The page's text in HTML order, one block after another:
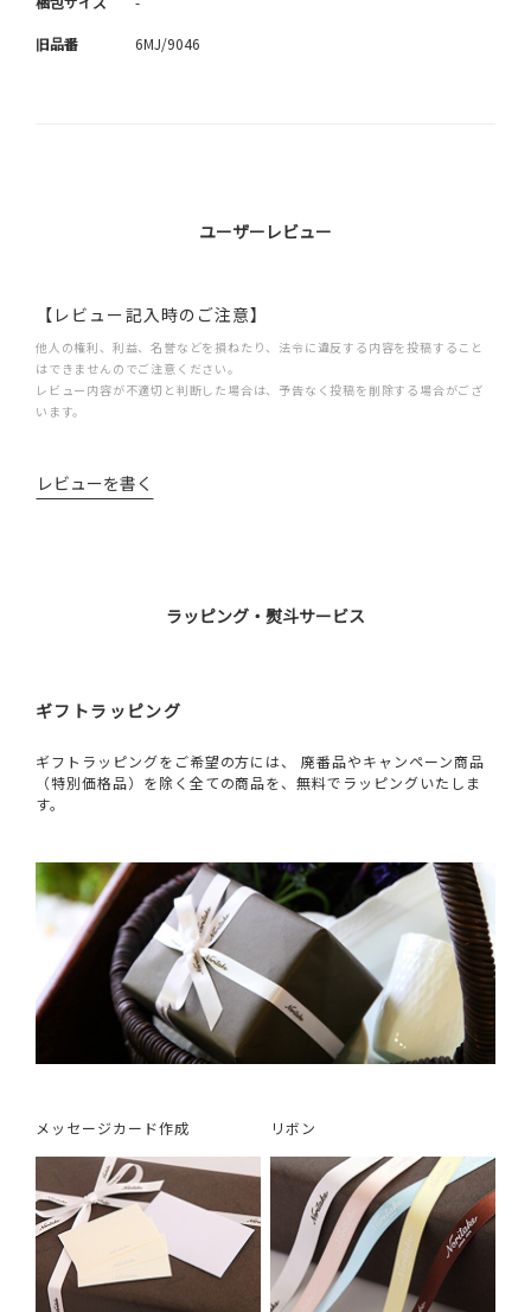
旧品番 6MJ/9046
ユーザーレビュー
【レビュー記入時のご注意】
他人の権利、利益、名誉などを損ねたり、法令に違反する内容を投稿すること
はできませんのでご注意ください。
レビュー内容が不適切と判断した場合は、予告なく投稿を削除する場合がござ
います。
レビューを書く
ラッピング・熨斗サービス
ギフトラッピング
ギフトラッピングをご希望の方には、 廃番品やキャンペーン商品
（特別価格品）を除く全ての商品を、無料でラッピングいたしま
す。
メッセージカード作成 リボン